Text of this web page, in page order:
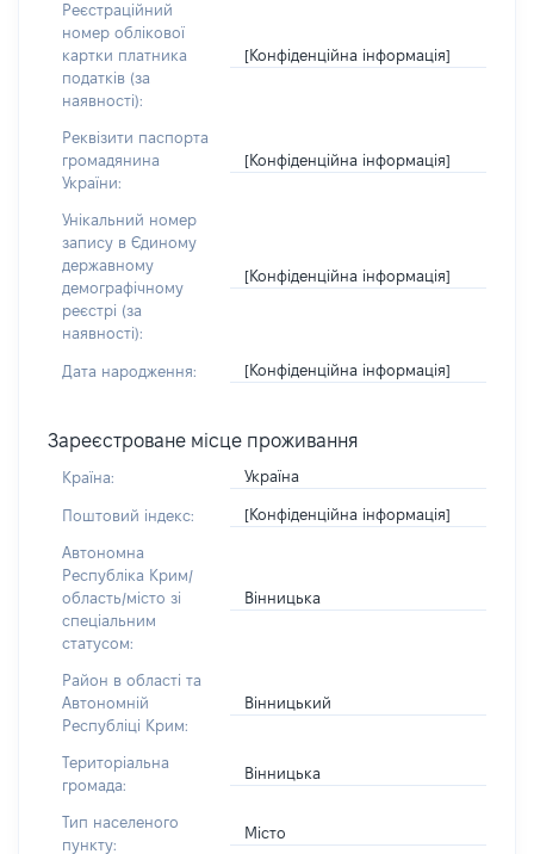
Реєстраційний
номер облікової
картки платника
податків (за
наявності):
[Конфіденційна інформація]
Реквізити паспорта
громадянина
України:
[Конфіденційна інформація]
Унікальний номер
запису в Єдиному
державному
демографічному
реєстрі (за
наявності):
[Конфіденційна інформація]
Дата народження: [Конфіденційна інформація]
Зареєстроване місце проживання
Країна: Україна
Поштовий індекс: [Конфіденційна інформація]
Автономна
Республіка Крим/
область/місто зі
спеціальним
статусом:
Вінницька
Район в області та
Автономній
Республіці Крим:
Вінницький
Територіальна
громада:
Вінницька
Тип населеного
пункту:
Місто